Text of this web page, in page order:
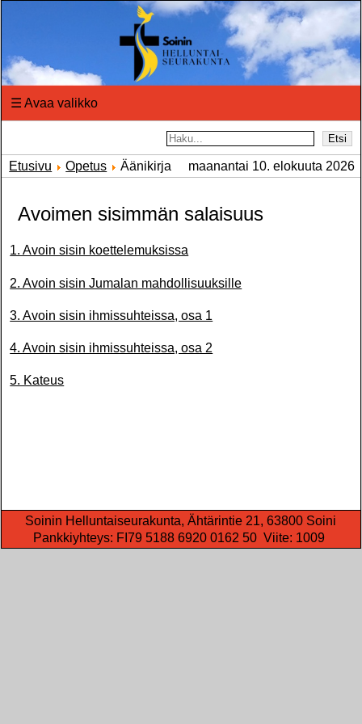
☰ Avaa valikko
Etsi
Etusivu Opetus Äänikirja maanantai 10. elokuuta 2026
Avoimen sisimmän salaisuus
1. Avoin sisin koettelemuksissa
2. Avoin sisin Jumalan mahdollisuuksille
3. Avoin sisin ihmissuhteissa, osa 1
4. Avoin sisin ihmissuhteissa, osa 2
5. Kateus
Soinin Helluntaiseurakunta, Ähtärintie 21, 63800 Soini
Pankkiyhteys: FI79 5188 6920 0162 50 Viite: 1009